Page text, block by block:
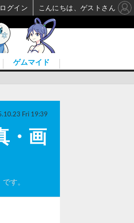
ゲムマイド
・画
す。
Fri 19:39
ログイン こんにちは、ゲストさん